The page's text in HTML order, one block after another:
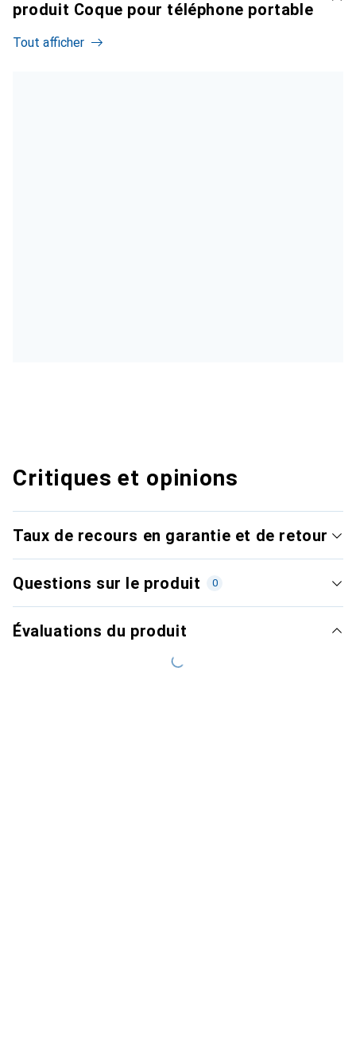
produit Coque pour téléphone portable
Tout afficher
Critiques et opinions
Taux de recours en garantie et de retour
Questions sur le produit 0
Évaluations du produit